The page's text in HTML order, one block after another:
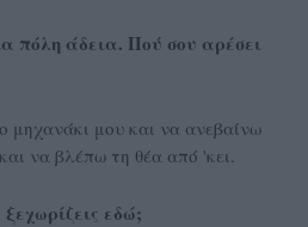
πόλη άδεια. Πού σου αρέσει
μηχανάκι μου και να ανεβαίνω
να βλέπω τη θέα από 'κει.
εδώ;